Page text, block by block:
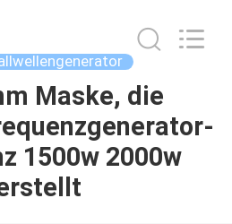
Maske, die
1500w 2000w